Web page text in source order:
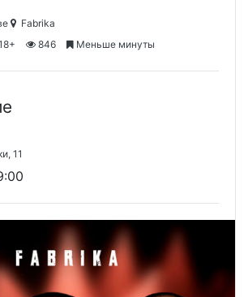
Fabrika
846 Меньше минуты
11